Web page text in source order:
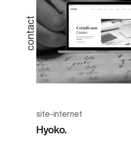
contact
site-internet
Hyoko.